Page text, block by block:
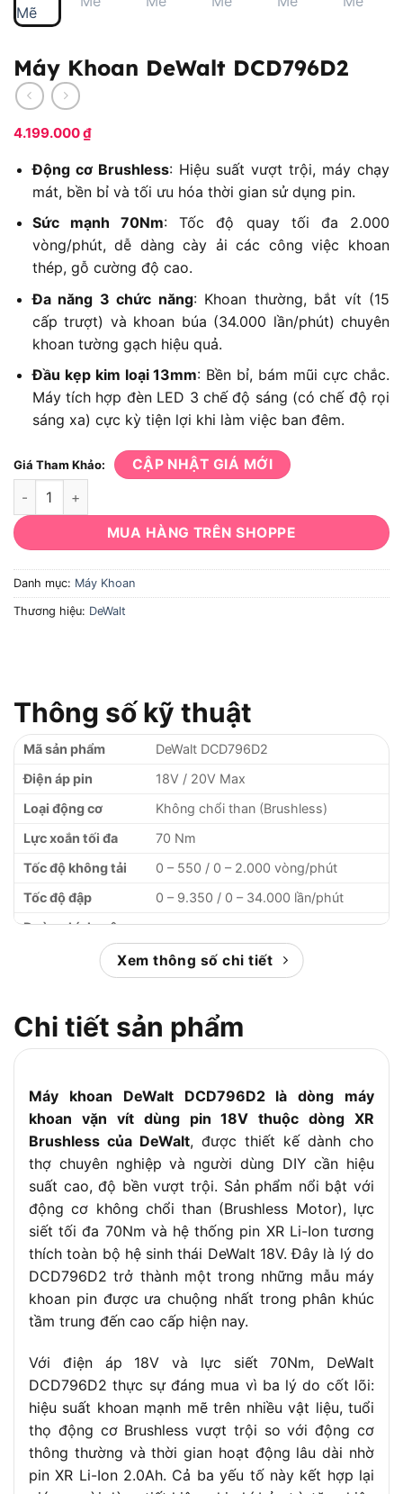
Máy Khoan DeWalt DCD796D2
4.199.000₫
Động cơ Brushless: Hiệu suất vượt trội, máy chạy
mát, bền bỉ và tối ưu hóa thời gian sử dụng pin.
Sức mạnh 70Nm: Tốc độ quay tối đa 2.000
vòng/phút, dễ dàng cày ải các công việc khoan
thép, gỗ cường độ cao.
Đa năng 3 chức năng: Khoan thường, bắt vít (15
cấp trượt) và khoan búa (34.000 lần/phút) chuyên
khoan tường gạch hiệu quả.
Đầu kẹp kim loại 13mm: Bền bỉ, bám mũi cực chắc.
Máy tích hợp đèn LED 3 chế độ sáng (có chế độ rọi
sáng xa) cực kỳ tiện lợi khi làm việc ban đêm.
Giá Tham Khảo: CẬP NHẬT GIÁ MỚI
Máy Khoan DeWalt DCD796D2 số lượng
MUA HÀNG TRÊN SHOPPE
Danh mục: Máy Khoan
Thương hiệu: DeWalt
Thông số kỹ thuật
Mã sản phẩm
DeWalt DCD796D2
Điện áp pin
18V / 20V Max
Loại động cơ
Không chổi than (Brushless)
Lực xoắn tối đa
70 Nm
Tốc độ không tải
0 – 550 / 0 – 2.000 vòng/phút
Tốc độ đập
0 – 9.350 / 0 – 34.000 lần/phút
Đường kính mâm
Phụ kiện đi kèm
2 Pin 2.0Ah, 1 Sạc, Hộp nhựa chuyên
Xem thông số chi tiết
Chi tiết sản phẩm
Máy khoan DeWalt DCD796D2 là dòng máy
khoan vặn vít dùng pin 18V thuộc dòng XR
Brushless của DeWalt, được thiết kế dành cho
thợ chuyên nghiệp và người dùng DIY cần hiệu
suất cao, độ bền vượt trội. Sản phẩm nổi bật với
động cơ không chổi than (Brushless Motor), lực
siết tối đa 70Nm và hệ thống pin XR Li-Ion tương
thích toàn bộ hệ sinh thái DeWalt 18V. Đây là lý do
DCD796D2 trở thành một trong những mẫu máy
khoan pin được ưa chuộng nhất trong phân khúc
tầm trung đến cao cấp hiện nay.
Với điện áp 18V và lực siết 70Nm, DeWalt
DCD796D2 thực sự đáng mua vì ba lý do cốt lõi:
hiệu suất khoan mạnh mẽ trên nhiều vật liệu, tuổi
thọ động cơ Brushless vượt trội so với động cơ
thông thường và thời gian hoạt động lâu dài nhờ
pin XR Li-Ion 2.0Ah. Cả ba yếu tố này kết hợp lại